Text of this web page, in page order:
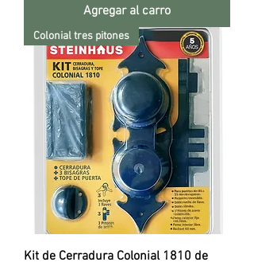
Agregar al carro
Colonial tres pitones
Kit de Cerradura Colonial 1810 de